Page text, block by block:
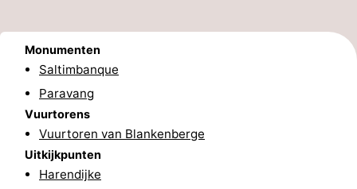
Forum
Route
Parkeren
Monumenten
Saltimbanque
Paravang
Vuurtorens
Vuurtoren van Blankenberge
Uitkijkpunten
Harendijke